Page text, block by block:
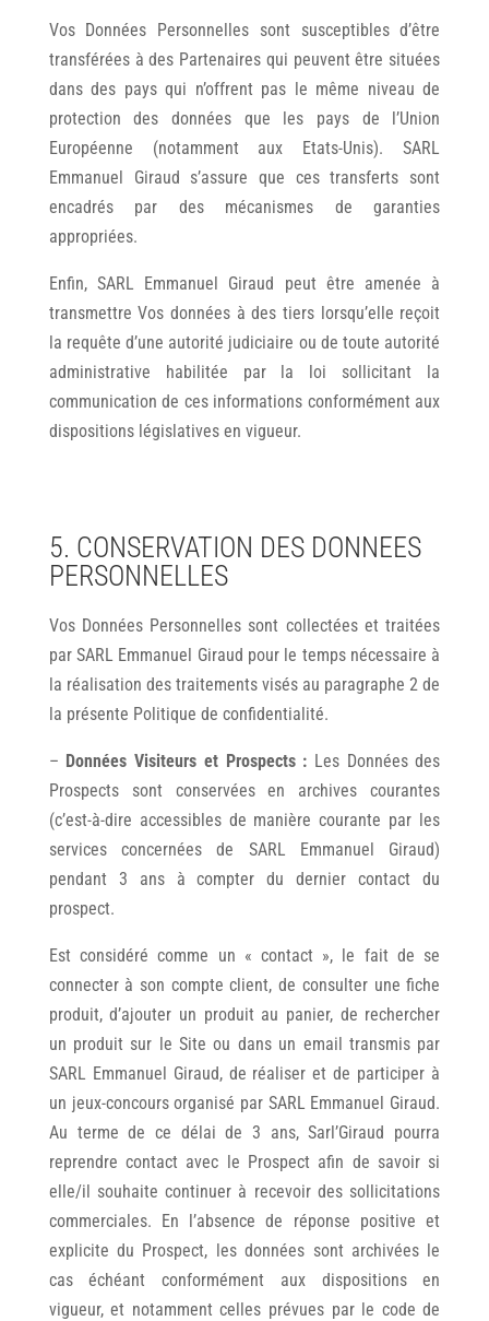
Vos Données Personnelles sont susceptibles d’être
transférées à des Partenaires qui peuvent être situées
dans des pays qui n’offrent pas le même niveau de
protection des données que les pays de l’Union
Européenne (notamment aux Etats-Unis). SARL
Emmanuel Giraud s’assure que ces transferts sont
encadrés par des mécanismes de garanties
appropriées.
Enfin, SARL Emmanuel Giraud peut être amenée à
transmettre Vos données à des tiers lorsqu’elle reçoit
la requête d’une autorité judiciaire ou de toute autorité
administrative habilitée par la loi sollicitant la
communication de ces informations conformément aux
dispositions législatives en vigueur.
5. CONSERVATION DES DONNEES
PERSONNELLES
Vos Données Personnelles sont collectées et traitées
par SARL Emmanuel Giraud pour le temps nécessaire à
la réalisation des traitements visés au paragraphe 2 de
la présente Politique de confidentialité.
– Données Visiteurs et Prospects : Les Données des
Prospects sont conservées en archives courantes
(c’est-à-dire accessibles de manière courante par les
services concernées de SARL Emmanuel Giraud)
pendant 3 ans à compter du dernier contact du
prospect.
Est considéré comme un « contact », le fait de se
connecter à son compte client, de consulter une fiche
produit, d’ajouter un produit au panier, de rechercher
un produit sur le Site ou dans un email transmis par
SARL Emmanuel Giraud, de réaliser et de participer à
un jeux-concours organisé par SARL Emmanuel Giraud.
Au terme de ce délai de 3 ans, Sarl’Giraud pourra
reprendre contact avec le Prospect afin de savoir si
elle/il souhaite continuer à recevoir des sollicitations
commerciales. En l’absence de réponse positive et
explicite du Prospect, les données sont archivées le
cas échéant conformément aux dispositions en
vigueur, et notamment celles prévues par le code de